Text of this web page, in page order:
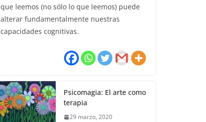
que leemos (no sólo lo que leemos) puede
alterar fundamentalmente nuestras
capacidades cognitivas.
Psicomagia: El arte como
terapia
29 marzo, 2020